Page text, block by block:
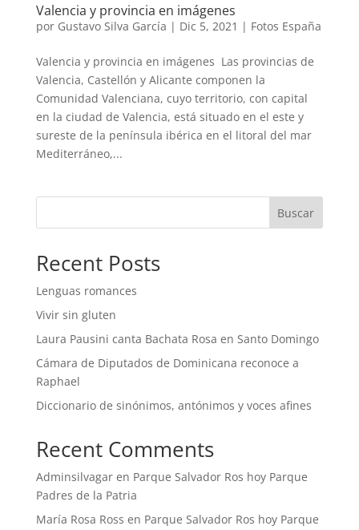
Valencia y provincia en imágenes
por Gustavo Silva García | Dic 5, 2021 | Fotos España
Valencia y provincia en imágenes Las provincias de
Valencia, Castellón y Alicante componen la
Comunidad Valenciana, cuyo territorio, con capital
en la ciudad de Valencia, está situado en el este y
sureste de la península ibérica en el litoral del mar
Mediterráneo,...
Buscar
Recent Posts
Lenguas romances
Vivir sin gluten
Laura Pausini canta Bachata Rosa en Santo Domingo
Cámara de Diputados de Dominicana reconoce a
Raphael
Diccionario de sinónimos, antónimos y voces afines
Recent Comments
Adminsilvagaren Parque Salvador Ros hoy Parque
Padres de la Patria
María Rosa Ross en Parque Salvador Ros hoy Parque